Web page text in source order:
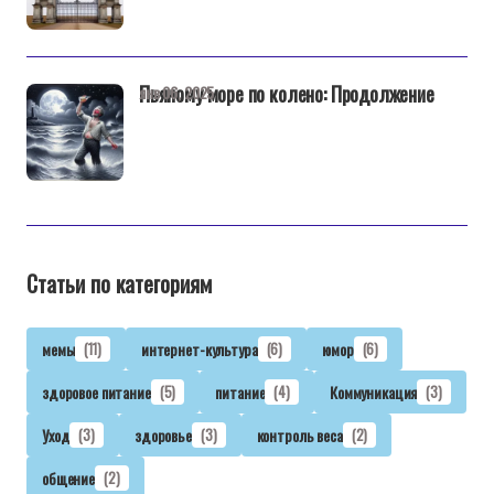
Пьяному море по колено: Продолжение
янв 06, 2025
Статьи по категориям
мемы (11) интернет-культура (6) юмор (6)
здоровое питание (5) питание (4) Коммуникация (3)
Уход (3) здоровье (3) контроль веса (2)
общение (2)